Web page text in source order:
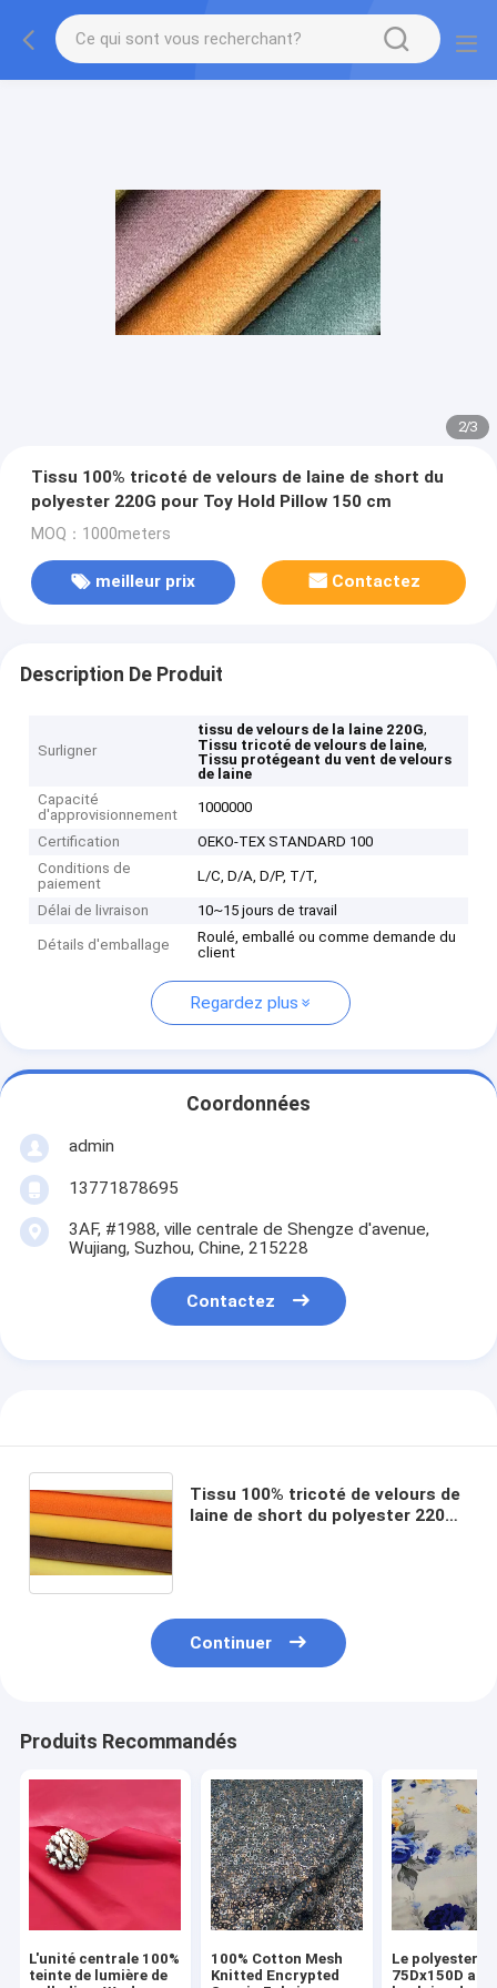
2/3
Tissu 100% tricoté de velours de laine de short du
polyester 220G pour Toy Hold Pillow 150 cm
MOQ：1000meters
meilleur prix Contactez
Description De Produit
Surligner
tissu de velours de la laine 220G,
Tissu tricoté de velours de laine,
Tissu protégeant du vent de velours
de laine
Capacité
d'approvisionnement
1000000
Certification
OEKO-TEX STANDARD 100
Conditions de
paiement
L/C, D/A, D/P, T/T,
Délai de livraison 10~15 jours de travail
Détails d'emballage
Roulé, emballé ou comme demande du
client
Regardez plus
Coordonnées
admin
13771878695
3AF, #1988, ville centrale de Shengze d'avenue,
Wujiang, Suzhou, Chine, 215228
Contactez
Tissu 100% tricoté de velours de
laine de short du polyester 220G
Continuer
Produits Recommandés
L'unité centrale 100%
teinte de lumière de
100% Cotton Mesh
Knitted Encrypted
Le polyester
75Dx150D a